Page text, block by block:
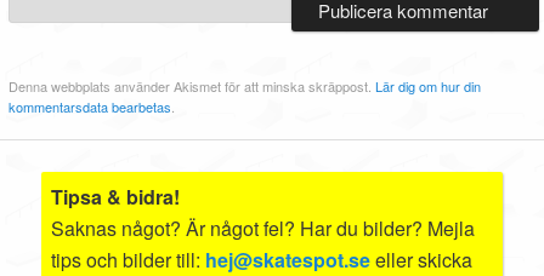
Denna webbplats använder Akismet för att minska skräppost.Lär dig om hur din
kommentarsdata bearbetas.
Tipsa & bidra!
Saknas något? Är något fel? Har du bilder? Mejla
tips och bilder till: hej@skatespot.seeller skicka